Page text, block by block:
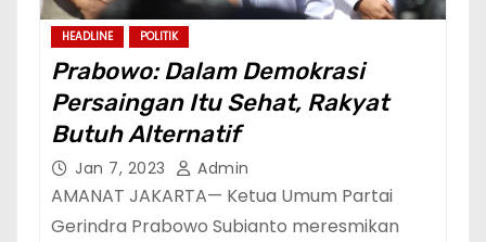
HEADLINE POLITIK
Prabowo: Dalam Demokrasi
Persaingan Itu Sehat, Rakyat
Butuh Alternatif
Jan 7, 2023 Admin
AMANAT JAKARTA— Ketua Umum Partai
Gerindra Prabowo Subianto meresmikan